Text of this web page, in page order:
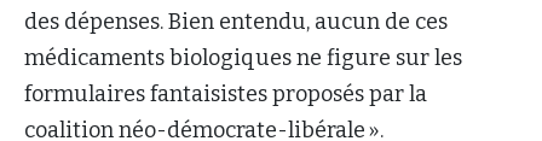
des dépenses. Bien entendu, aucun de ces
médicaments biologiques ne figure sur les
formulaires fantaisistes proposés par la
coalition néo-démocrate-libérale ».